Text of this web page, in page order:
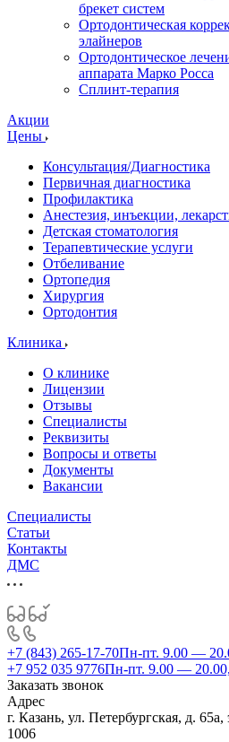
брекет систем
Ортодонтическая
элайнеров
Ортодонтическое
аппарата Марко Росса
Сплинт-терапия
Акции
Цены
Консультация/Диагностика
Первичная диагностика
Профилактика
Анестезия, инъекции,
Детская стоматология
Терапевтические услуги
Отбеливание
Ортопедия
Хирургия
Ортодонтия
Клиника
О клинике
Лицензии
Отзывы
Специалисты
Реквизиты
Вопросы и ответы
Документы
Вакансии
Специалисты
Статьи
Контакты
ДМС
+7 (843) 265-17-70Пн-пт. 9.00 —
+7 952 035 9776Пн-пт. 9.00 —
Заказать звонок
Адрес
г. Казань, ул. Петербургская, д.
1006